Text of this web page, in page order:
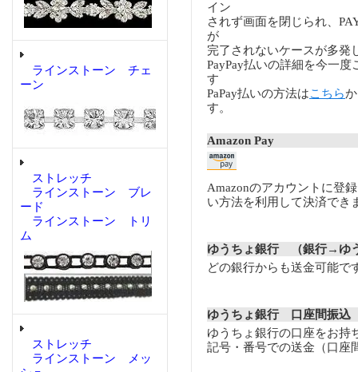
ラインストーン チェ
ーン
ストレッチ
ラインストーン ブレ
ード
ラインストーン トリ
ム
ストレッチ
ラインストーン メッ
イン
されず画面を閉じられ、
が
完了されないケースが多発
PayPay払いの詳細を今一度
す
PaPay払いの方法はこちら
す。
Amazon Pay
Amazonのアカウントに登
い方法を利用して決済でき
ゆうちょ銀行 （銀行→ゆ
どの銀行からも送金可能で
ゆうちょ銀行 口座間振込
ゆうちょ銀行の口座をお持
記号・番号での送金（口座